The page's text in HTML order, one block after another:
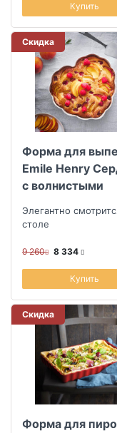
Ширина (см)
Купить
Скидка
Форма для
Emile Henry
с волнистыми
цвет крем
Элегантно
столе
9 260 8 334
Купить
Скидка
Форма для